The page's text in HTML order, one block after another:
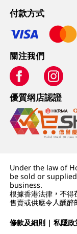
付款方式
關注我們
優質纲店認證
Under the law of
be sold or
business.
根據香港法律，不得
售賣或供應令人醺醉
條款及細則 |私隱政